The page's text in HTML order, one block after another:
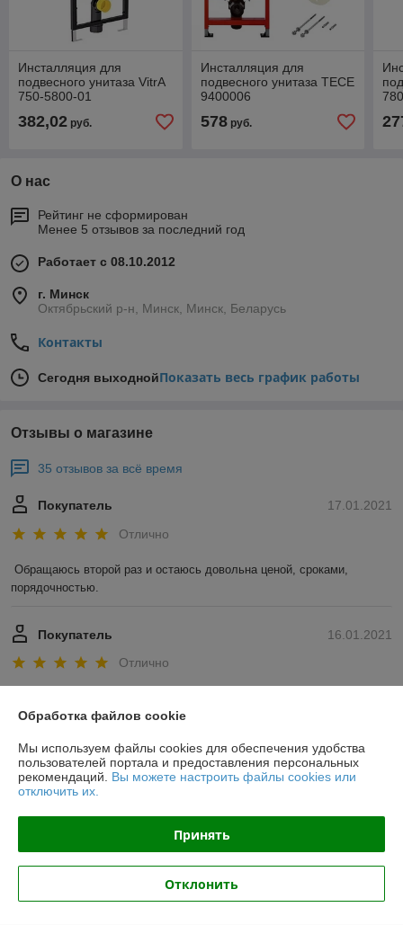
Инсталляция для
подвесного унитаза VitrA
750-5800-01
382,02 руб.
Инсталляция для
подвесного унитаза TECE
9400006
578руб.
О нас
Рейтинг не сформирован
Менее 5 отзывов за последний год
Работает с 08.10.2012
г. Минск
Октябрьский р-н, Минск, Минск, Беларусь
Контакты
Сегодня выходнойПоказать весь график работы
Отзывы о магазине
35 отзывов за всё время
17.01.2021
Покупатель
Отлично
Обращаюсь второй раз и остаюсь довольна ценой, сроками,
порядочностью.
16.01.2021
Покупатель
Отлично
О нас
Контакты
Обработка файлов cookie
Мы используем файлы cookies для обеспечения удобства
пользователей портала и предоставления персональных
рекомендаций. Вы можете настроить файлы cookies или
отключить их.
Принять
Отклонить